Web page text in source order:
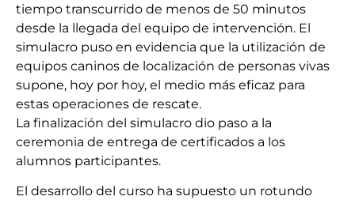
tiempo transcurrido de menos de 50 minutos
desde la llegada del equipo de intervención. El
simulacro puso en evidencia que la utilización de
equipos caninos de localización de personas vivas
supone, hoy por hoy, el medio más eficaz para
estas operaciones de rescate.
La finalización del simulacro dio paso a la
ceremonia de entrega de certificados a los
alumnos participantes.
El desarrollo del curso ha supuesto un rotundo